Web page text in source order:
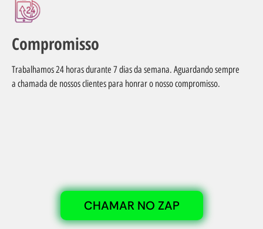
Compromisso
Trabalhamos 24 horas durante 7 dias da semana. Aguardando sempre
a chamada de nossos clientes para honrar o nosso compromisso.
CHAMAR NO ZAP